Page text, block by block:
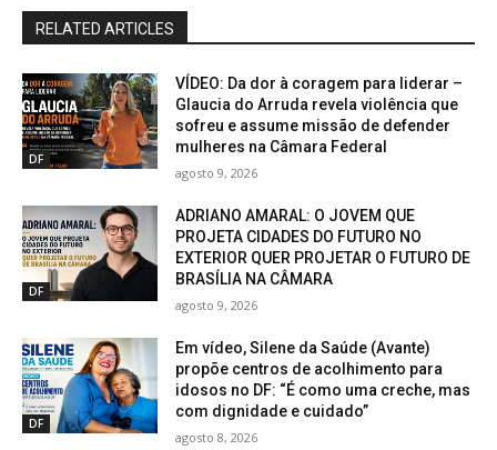
RELATED ARTICLES
DF
VÍDEO: Da dor à coragem para liderar –
Glaucia do Arruda revela violência que
sofreu e assume missão de defender
mulheres na Câmara Federal
agosto 9, 2026
DF
ADRIANO AMARAL: O JOVEM QUE
PROJETA CIDADES DO FUTURO NO
EXTERIOR QUER PROJETAR O FUTURO DE
BRASÍLIA NA CÂMARA
agosto 9, 2026
DF
Em vídeo, Silene da Saúde (Avante)
propõe centros de acolhimento para
idosos no DF: “É como uma creche, mas
com dignidade e cuidado”
agosto 8, 2026